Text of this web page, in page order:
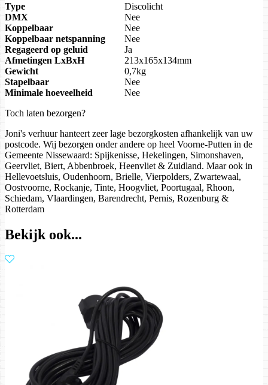
Type
Discolicht
DMX
Nee
Koppelbaar
Nee
Koppelbaar netspanning
Nee
Regageerd op geluid
Ja
Afmetingen LxBxH
213x165x134mm
Gewicht
0,7kg
Stapelbaar
Nee
Minimale hoeveelheid
Nee
Toch laten bezorgen?
Joni's verhuur hanteert zeer lage bezorgkosten afhankelijk van uw
postcode. Wij bezorgen onder andere op heel Voorne-Putten in de
Gemeente Nissewaard: Spijkenisse, Hekelingen, Simonshaven,
Geervliet, Biert, Abbenbroek, Heenvliet & Zuidland. Maar ook in
Hellevoetsluis, Oudenhoorn, Brielle, Vierpolders, Zwartewaal,
Oostvoorne, Rockanje, Tinte, Hoogvliet, Poortugaal, Rhoon,
Schiedam, Vlaardingen, Barendrecht, Pernis, Rozenburg &
Rotterdam
Bekijk ook...